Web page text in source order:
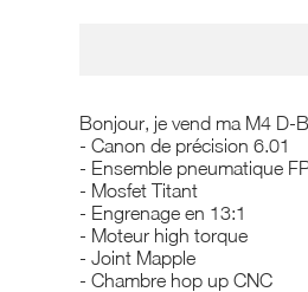
Bonjour, je vend ma M4 D-
- Canon de précision 6.01
- Ensemble pneumatique
- Mosfet Titant
- Engrenage en 13:1
- Moteur high torque
- Joint Mapple
- Chambre hop up CNC